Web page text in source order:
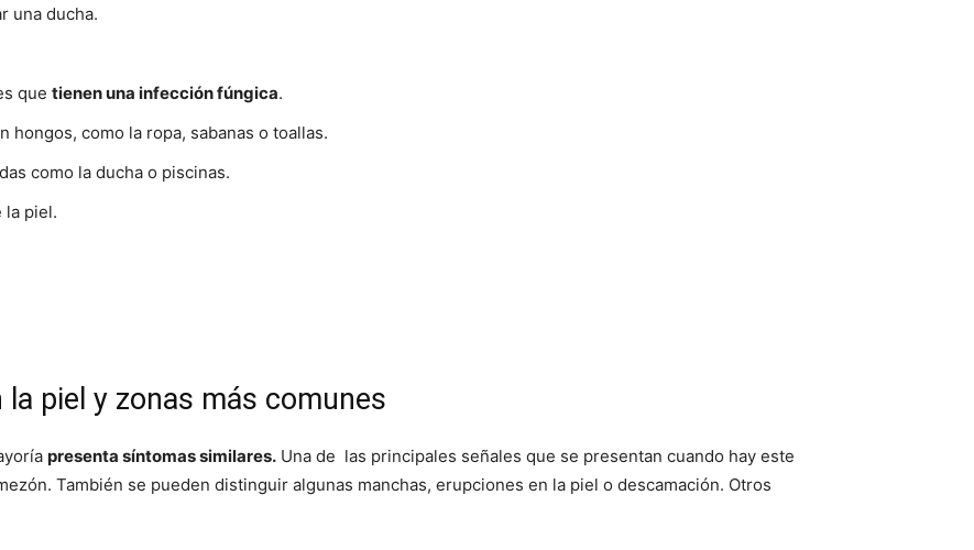
una ducha.
que tienen una infección fúngica.
hongos, como la ropa, sabanas o toallas.
como la ducha o piscinas.
la piel.
piel y zonas más comunes
presenta síntomas similares. Una de las principales señales que se presentan cuando hay este
También se pueden distinguir algunas manchas, erupciones en la piel o descamación. Otros